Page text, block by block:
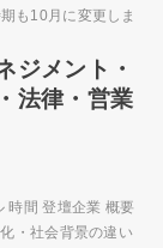
も10月に変更しま
ジメント・
法律・営業
時間 登壇企業 概要
・社会背景の違い